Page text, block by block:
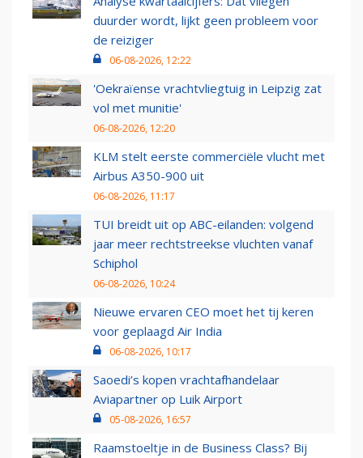
duurder wordt, lijkt geen probleem voor
de reiziger
06-08-2026, 12:22
'Oekraïense vrachtvliegtuig in Leipzig zat
vol met munitie'
06-08-2026, 12:20
KLM stelt eerste commerciële vlucht met
Airbus A350-900 uit
06-08-2026, 11:17
TUI breidt uit op ABC-eilanden: volgend
jaar meer rechtstreekse vluchten vanaf
Schiphol
06-08-2026, 10:24
Nieuwe ervaren CEO moet het tij keren
voor geplaagd Air India
06-08-2026, 10:17
Saoedi’s kopen vrachtafhandelaar
Aviapartner op Luik Airport
05-08-2026, 16:57
Raamstoeltje in de Business Class? Bij